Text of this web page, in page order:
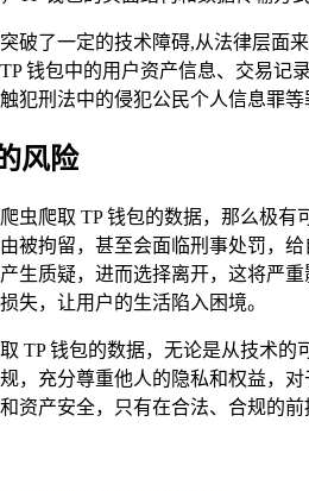
破了一定的技术障碍,从法律层面
钱包中的用户资产信息、交易
犯刑法中的侵犯公民个人信息罪
风险
虫爬取 TP 钱包的数据，那么极
被拘留，甚至会面临刑事处罚，
生质疑，进而选择离开，这将严
失，让用户的生活陷入困境。
TP 钱包的数据，无论是从技术
，充分尊重他人的隐私和权益，
资产安全，只有在合法、合规的